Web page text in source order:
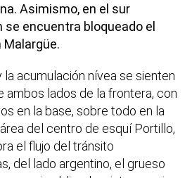
Asimismo, en el sur
se encuentra bloqueado el
Malargüe.
acumulación nívea se sienten
ambos lados de la frontera, con
en la base, sobre todo en la
del centro de esquí Portillo,
el flujo del tránsito
del lado argentino, el grueso